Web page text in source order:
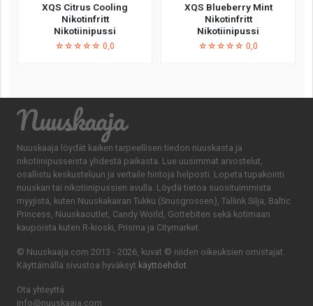
XQS Citrus Cooling
Nikotinfritt
Nikotiinipussi
☆☆☆☆☆ 0,0
XQS Blueberry Mint
Nikotinfritt
Nikotiinipussi
☆☆☆☆☆ 0,0
Nuuskaaja
Nuuskaaja löydät kaiken tarpeellisen tiedon nuuskasta ja
nikotiinipusseista yhdestä paikasta. Lue uusimmat arvostelut,
osallistu keskusteluun ja vertaile hintoja helposti. Lopeta tupakointi
nuuskan tai nikotiinipussien avulla. Löydä tietoa suosituimmista
myyjistä, kuten Nuuskakairan Tukku (Snusgrossen), Tallink Silja, Baltic
Princess, Nuuskaoutlet, Candy World, Gottebiten sekä kotimaan
kaupoista kuten R-kioski, Prisma ja Citymarket.
© Nuuskaaja.com 2013 - 2026, kuvat © niiden oikeuksien omistajat.
Käyttämällä sivustoa hyväksyt käyttöehdot
Ota yhteyttä
info@nuuskaaja.com